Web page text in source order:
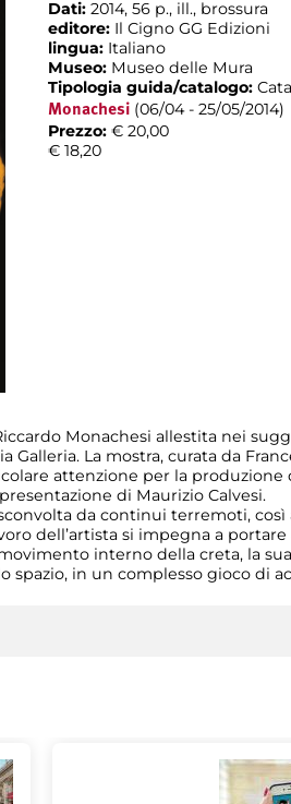
Dati: 2014, 56 p., ill., brossura
editore: Il Cigno GG Edizioni
lingua: Italiano
Museo: Museo delle Mura
Tipologia guida/catalogo:
Monachesi (06/04 - 25/05/2014)
Prezzo: € 20,00
€ 18,20
Monachesi allestita nei
Galleria. La mostra, curata da
attenzione per la
di Maurizio Calvesi.
da continui terremoti,
dell’artista si impegna a
interno della creta, la
spazio, in un complesso gioco di